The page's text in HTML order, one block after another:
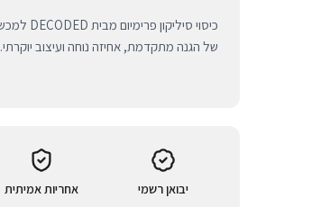
של הגנה מתקדמת, אחיזה נוחה ועיצוב יוקרתי.
יבואן רשמי אחריות אמיתית